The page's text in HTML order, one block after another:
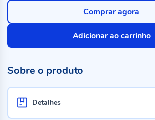
Adicionar ao carrinho
Comprar agora
Sobre o produto
Detalhes